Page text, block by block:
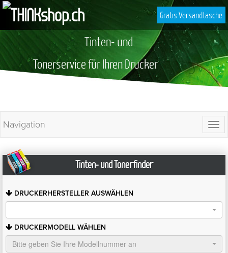
Gratis Versandtasche
Tinten- und
Tonerservice für Ihren Drucker
Navigation
Tinten- und Tonerfinder
DRUCKERHERSTELLER AUSWÄHLEN
DRUCKERMODELL WÄHLEN
Bitte geben Sie Ihre Modellnummer an